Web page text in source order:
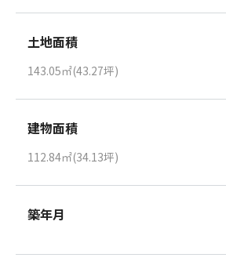
土地面積
143.05㎡(43.27坪)
建物面積
112.84㎡(34.13坪)
築年月